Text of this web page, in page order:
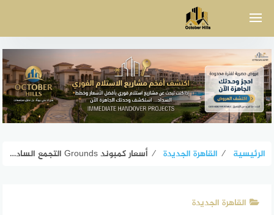
الرئيسية ⁄ القاهرة الجديدة ⁄ أسعار كمبوند Grounds التجمع السادس Grounds New Cairo
القاهرة الجديدة